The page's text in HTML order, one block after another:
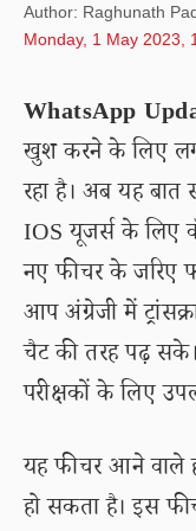
Author: Raghunath
Monday, 1 May 2023,
WhatsApp
खुश करने के लिए
रहा है। अब यह
IOS यूजर्स के लिए
नए फीचर के
आप अंग्रेजी में
चैट की तरह पढ़
परीक्षकों के लिए
यह फीचर आने वाले
हो सकता है। इस